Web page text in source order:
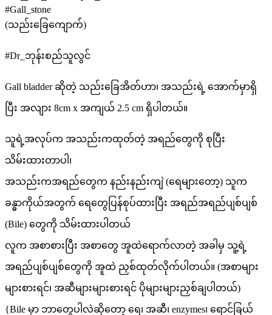
#Gall_stone
(သည်းခြေကျောက်)
#Dr_ဘုန်းစည်သူလွင်
Gall bladder ဆိုတဲ့ သည်းခြေအိတ်ဟာ၊ အသည်းရဲ့ အောက်မှာရှိ
ပြီး အလျား 8cm x အကျယ် 2.5 cm ရှိပါတယ်။
သူရဲ့အလုပ်က အသည်းကထုတ်တဲ့ အရည်တွေကို စုပြီး
သိမ်းထားတာပါ၊
အသည်းကအရည်တွေက နည်းနည်းကျဲ (ရေများတော့) သူက
ခန္ဓာကိုယ်အတွက် ရေတွေပြန်စုပ်ထားပြီး အရည်အရည်ပျစ်ပျစ်
(Bile) တွေကို သိမ်းထားပါတယ်
လူက အစာစားပြီး အစာတွေ အူထဲရောက်လာတဲ့ အခါမှ သူ့ရဲ့
အရည်ပျစ်ပျစ်တွေကို အူထဲ ညှစ်ထုတ်လိုက်ပါတယ်။ (အစာများ
များစားရင်၊ အဆီများများစားရင် ပိုများများညှစ်ချပါတယ်)
{Bile မှာ ဘာတွေပါလဲဆိုတော့ ရေ၊ အဆီ၊ enzymes၊ ရောင်ခြယ်